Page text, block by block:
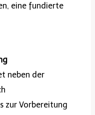
eine fundierte
neben der
zur Vorbereitung